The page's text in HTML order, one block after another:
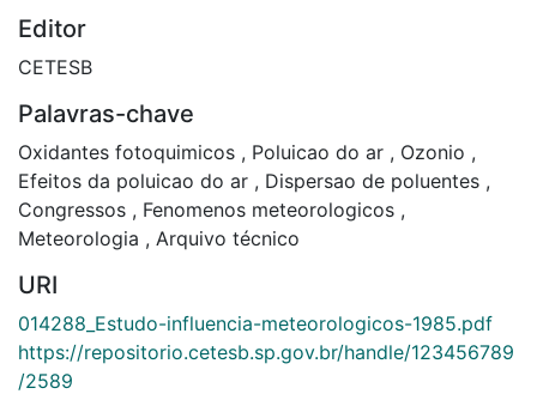
Editor
CETESB
Palavras-chave
Oxidantes fotoquimicos , Poluicao do ar , Ozonio ,
Efeitos da poluicao do ar , Dispersao de poluentes ,
Congressos , Fenomenos meteorologicos ,
Meteorologia , Arquivo técnico
URI
014288_Estudo-influencia-meteorologicos-1985.pdf
https://repositorio.cetesb.sp.gov.br/handle/123456789
/2589